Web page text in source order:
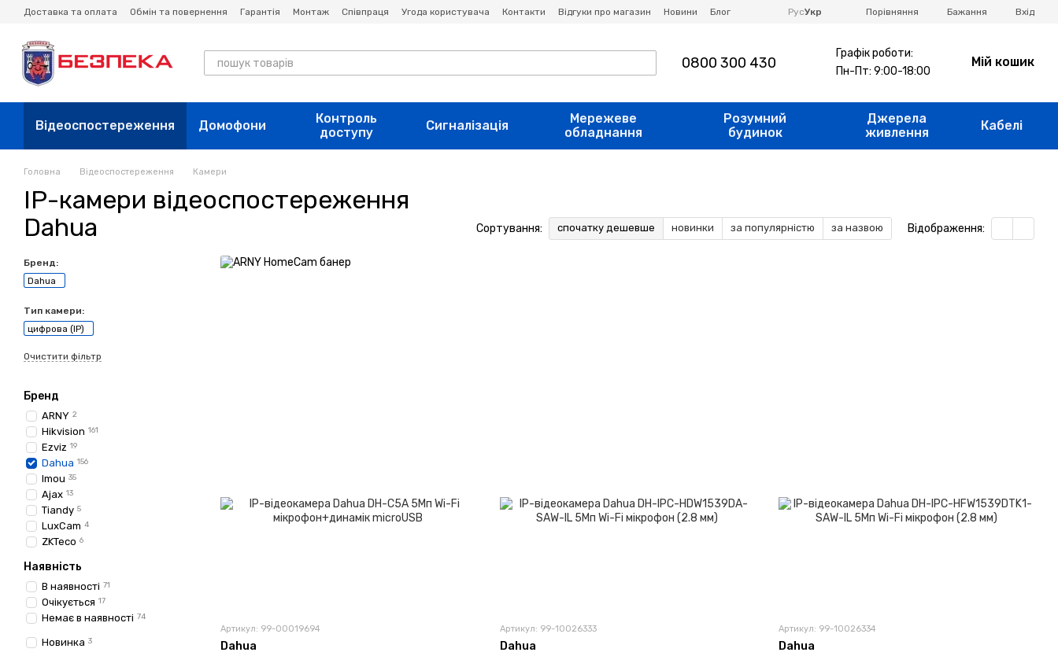
Перейти до основного контенту
Доставка та оплата Обмін та повернення Гарантія Монтаж Співпраця Угода користувача Контакти Відгуки про магазин Новини Блог РусУкр Порівняння Бажання Вхід
0800 300 430
Графік роботи:
Пн-Пт: 9:00-18:00
Мій кошик
Відеоспостереження Домофони
Контроль
доступу
Сигналізація
Мережеве
обладнання
Розумний
будинок
Джерела
живлення
Кабелі
Головна Відеоспостереження Камери
IP-камери відеоспостереження
Dahua
Сортування: спочатку дешевше новинки за популярністю за назвою Відображення:
Артикул: 99-00019694
Dahua
Артикул: 99-10026333
Dahua
Артикул: 99-10026334
Dahua
Бренд:
Dahua
Тип камери:
цифрова (IP)
Очистити фільтр
Бренд
ARNY 2
Hikvision 161
Ezviz 19
Dahua 156
Imou 35
Ajax 13
Tiandy 5
LuxCam 4
ZKTeco 6
Наявність
В наявності 71
Очікується 17
Немає в наявності 74
Новинка 3